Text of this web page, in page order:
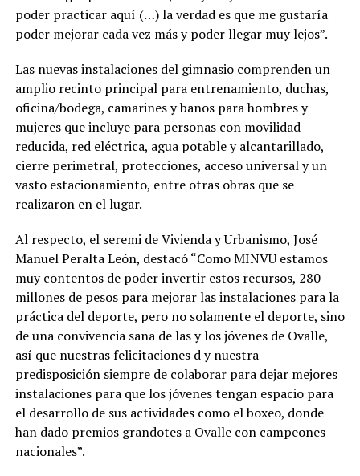
poder practicar aquí (…) la verdad es que me gustaría
poder mejorar cada vez más y poder llegar muy lejos”.
Las nuevas instalaciones del gimnasio comprenden un
amplio recinto principal para entrenamiento, duchas,
oficina/bodega, camarines y baños para hombres y
mujeres que incluye para personas con movilidad
reducida, red eléctrica, agua potable y alcantarillado,
cierre perimetral, protecciones, acceso universal y un
vasto estacionamiento, entre otras obras que se
realizaron en el lugar.
Al respecto, el seremi de Vivienda y Urbanismo, José
Manuel Peralta León, destacó “Como MINVU estamos
muy contentos de poder invertir estos recursos, 280
millones de pesos para mejorar las instalaciones para la
práctica del deporte, pero no solamente el deporte, sino
de una convivencia sana de las y los jóvenes de Ovalle,
así que nuestras felicitaciones d y nuestra
predisposición siempre de colaborar para dejar mejores
instalaciones para que los jóvenes tengan espacio para
el desarrollo de sus actividades como el boxeo, donde
han dado premios grandotes a Ovalle con campeones
nacionales”.